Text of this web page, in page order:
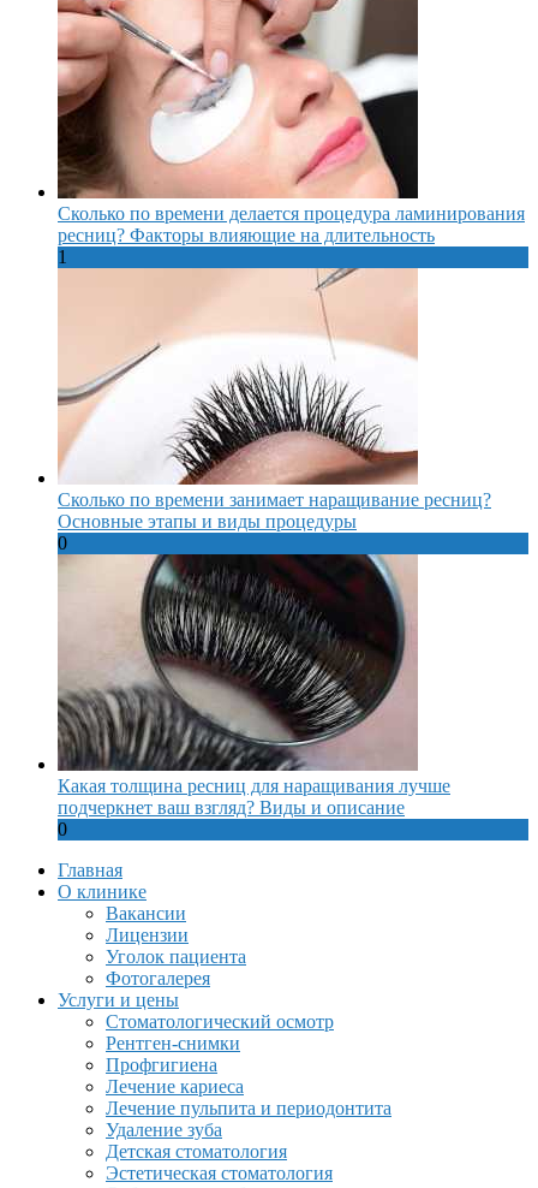
Сколько по времени делается процедура ламинирования
ресниц? Факторы влияющие на длительность
1
Сколько по времени занимает наращивание ресниц?
Основные этапы и виды процедуры
0
Какая толщина ресниц для наращивания лучше
подчеркнет ваш взгляд? Виды и описание
0
Главная
О клинике
Вакансии
Лицензии
Уголок пациента
Фотогалерея
Услуги и цены
Стоматологический осмотр
Рентген-снимки
Профгигиена
Лечение кариеса
Лечение пульпита и периодонтита
Удаление зуба
Детская стоматология
Эстетическая стоматология